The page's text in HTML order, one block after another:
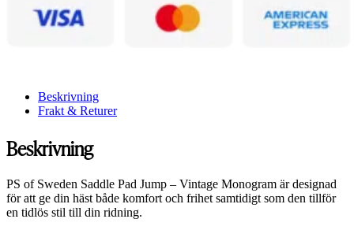
Beskrivning
Frakt & Returer
Beskrivning
PS of Sweden Saddle Pad Jump – Vintage Monogram är designad
för att ge din häst både komfort och frihet samtidigt som den tillför
en tidlös stil till din ridning.